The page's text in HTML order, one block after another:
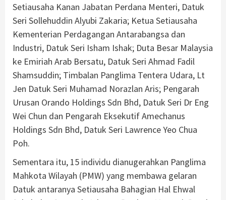
Setiausaha Kanan Jabatan Perdana Menteri, Datuk
Seri Sollehuddin Alyubi Zakaria; Ketua Setiausaha
Kementerian Perdagangan Antarabangsa dan
Industri, Datuk Seri Isham Ishak; Duta Besar Malaysia
ke Emiriah Arab Bersatu, Datuk Seri Ahmad Fadil
Shamsuddin; Timbalan Panglima Tentera Udara, Lt
Jen Datuk Seri Muhamad Norazlan Aris; Pengarah
Urusan Orando Holdings Sdn Bhd, Datuk Seri Dr Eng
Wei Chun dan Pengarah Eksekutif Amechanus
Holdings Sdn Bhd, Datuk Seri Lawrence Yeo Chua
Poh.
Sementara itu, 15 individu dianugerahkan Panglima
Mahkota Wilayah (PMW) yang membawa gelaran
Datuk antaranya Setiausaha Bahagian Hal Ehwal